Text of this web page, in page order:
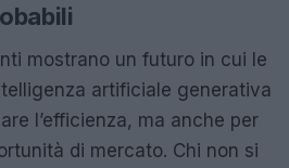
mostrano un futuro in cui le
artificiale generativa
l’efficienza, ma anche per
di mercato. Chi non si